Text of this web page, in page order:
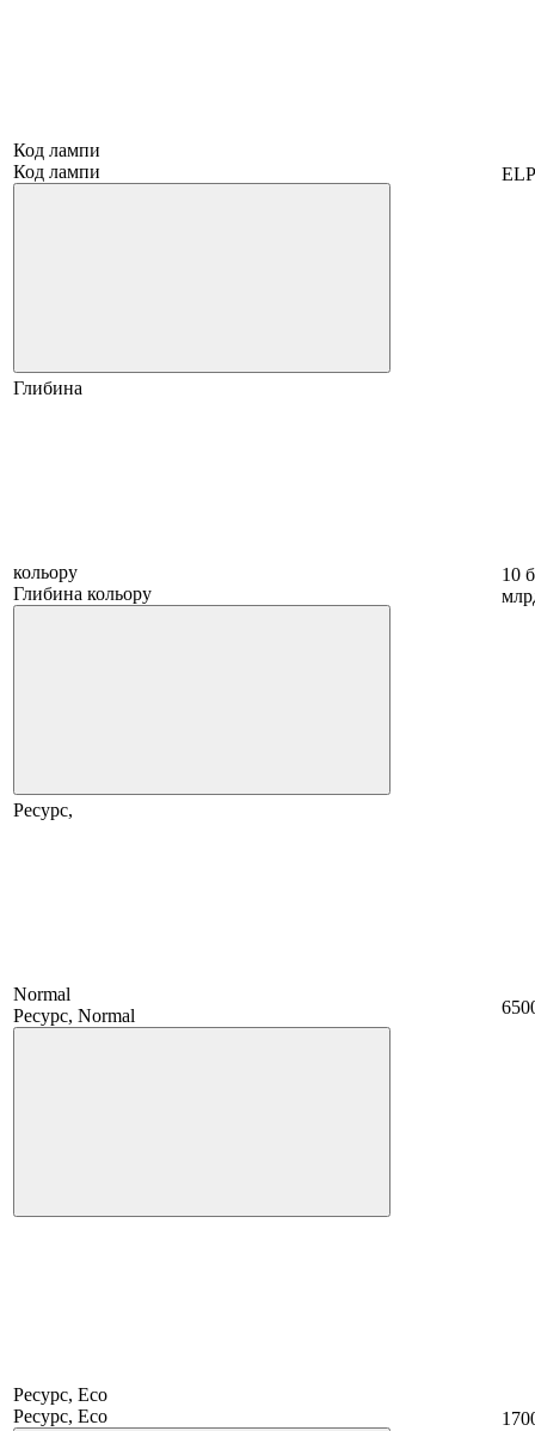
Код лампи
Код лампи
Глибина
кольору
Глибина кольору
10
Ресурс,
Normal
Ресурс, Normal
Ресурс, Eco
Ресурс, Eco